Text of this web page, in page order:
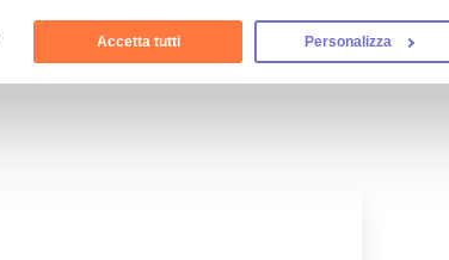
Accetta tutti Personalizza